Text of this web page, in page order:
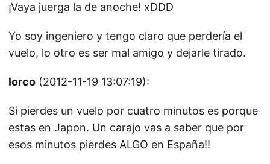
¡Vaya juerga la de anoche! xDDD
Yo soy ingeniero y tengo claro que perdería el
vuelo, lo otro es ser mal amigo y dejarle tirado.
lorco (2012-11-19 13:07:19):
Si pierdes un vuelo por cuatro minutos es porque
estas en Japon. Un carajo vas a saber que por
esos minutos pierdes ALGO en España!!